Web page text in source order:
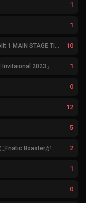
1
1
VALORANT Challengers 2023: Japan Split 1 MAIN STAGE TIER表 10
完全招待制大会「TEN VALORANT Global Invitaional 2023」が韓国で開催 1
0
12
5
DFM xnfriのプレイを批判したアナリストにFnatic Boasterが反応「DFMは仕組みの強化が必要なだけ」 2
1
0